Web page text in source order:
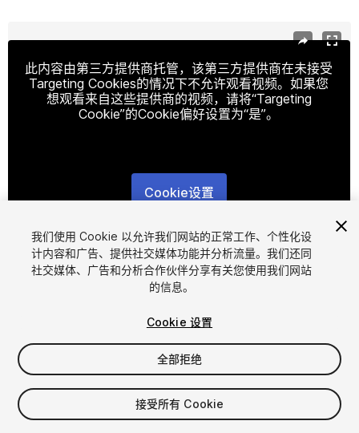
此内容由第三方提供商托管，该第三方提供商在未接受
Targeting Cookies的情况下不允许观看视频。如果您
想观看来自这些提供商的视频，请将“Targeting
Cookie”的Cookie偏好设置为“是”。
Cookie设置
1/6
$25
增值税将在结算时计算
我们使用 Cookie 以允许我们网站的正常工作、个性化设
计内容和广告、提供社交媒体功能并分析流量。我们还同
社交媒体、广告和分析合作伙伴分享有关您使用我们网站
的信息。
Cookie 设置
全部拒绝
接受所有 Cookie